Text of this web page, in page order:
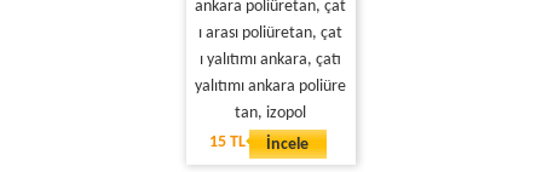
ankara poliüretan, çat
ı arası poliüretan, çat
ı yalıtımı ankara, çatı
yalıtımı ankara poliüre
tan, izopol
15 TL
İncele